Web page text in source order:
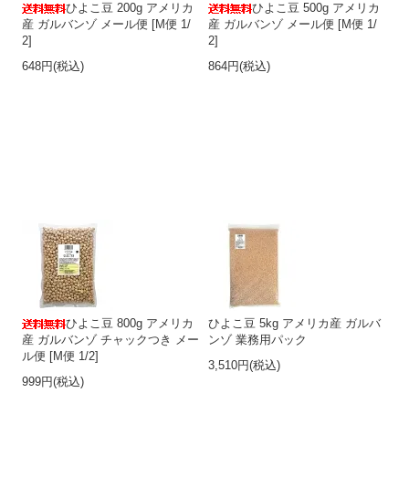
ひよこ豆 200g アメリカ
産 ガルバンゾ メール便 [M便 1/
2]
648円(税込)
ひよこ豆 500g アメリカ
産 ガルバンゾ メール便 [M便 1/
2]
864円(税込)
ひよこ豆 800g アメリカ
産 ガルバンゾ チャックつき メー
ル便 [M便 1/2]
999円(税込)
ひよこ豆 5kg アメリカ産 ガルバ
ンゾ 業務用パック
3,510円(税込)